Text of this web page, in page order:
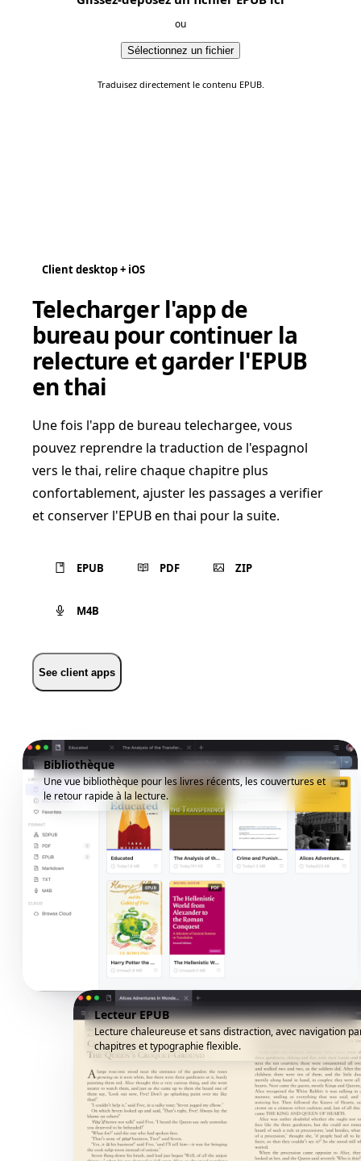
ou
Sélectionnez un fichier
Traduisez directement le contenu EPUB.
Client desktop + iOS
Telecharger l'app de
bureau pour continuer la
relecture et garder l'EPUB
en thai
Une fois l'app de bureau telechargee, vous
pouvez reprendre la traduction de l'espagnol
vers le thai, relire chaque chapitre plus
confortablement, ajuster les passages a verifier
et conserver l'EPUB en thai pour la suite.
EPUB PDF ZIP
M4B
See client apps
Bibliothèque
Une vue bibliothèque pour les livres récents, les couvertures et
le retour rapide à la lecture.
Lecteur EPUB
Lecture chaleureuse et sans distraction, avec navigation
chapitres et typographie flexible.